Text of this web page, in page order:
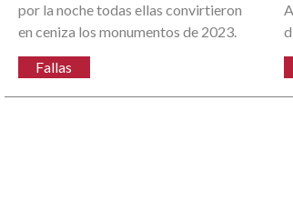
por la noche todas ellas convirtieron
en ceniza los monumentos de 2023.
Fallas